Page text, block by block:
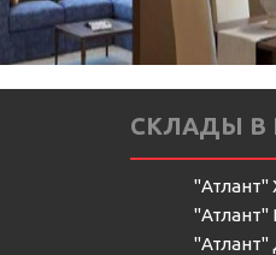
СКЛАДЫ В
"Атлант"
"Атлант"
"Атлант"